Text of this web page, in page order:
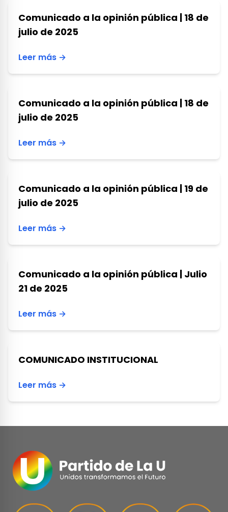
Comunicado a la opinión pública | 18 de
julio de 2025
Leer más →
Comunicado a la opinión pública | 18 de
julio de 2025
Leer más →
Comunicado a la opinión pública | 19 de
julio de 2025
Leer más →
Comunicado a la opinión pública | Julio
21 de 2025
Leer más →
COMUNICADO INSTITUCIONAL
Leer más →